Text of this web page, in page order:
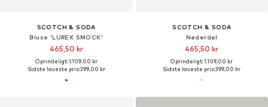
SCOTCH & SODA
Bluse 'LUREX SMOCK'
465,50 kr
Oprindeligt: 1.109,00 kr
Sidste laveste pris:399,00 kr
SCOTCH & SODA
Nederdel
465,50 kr
Oprindeligt: 1.109,00 kr
Sidste laveste pris:399,00 kr